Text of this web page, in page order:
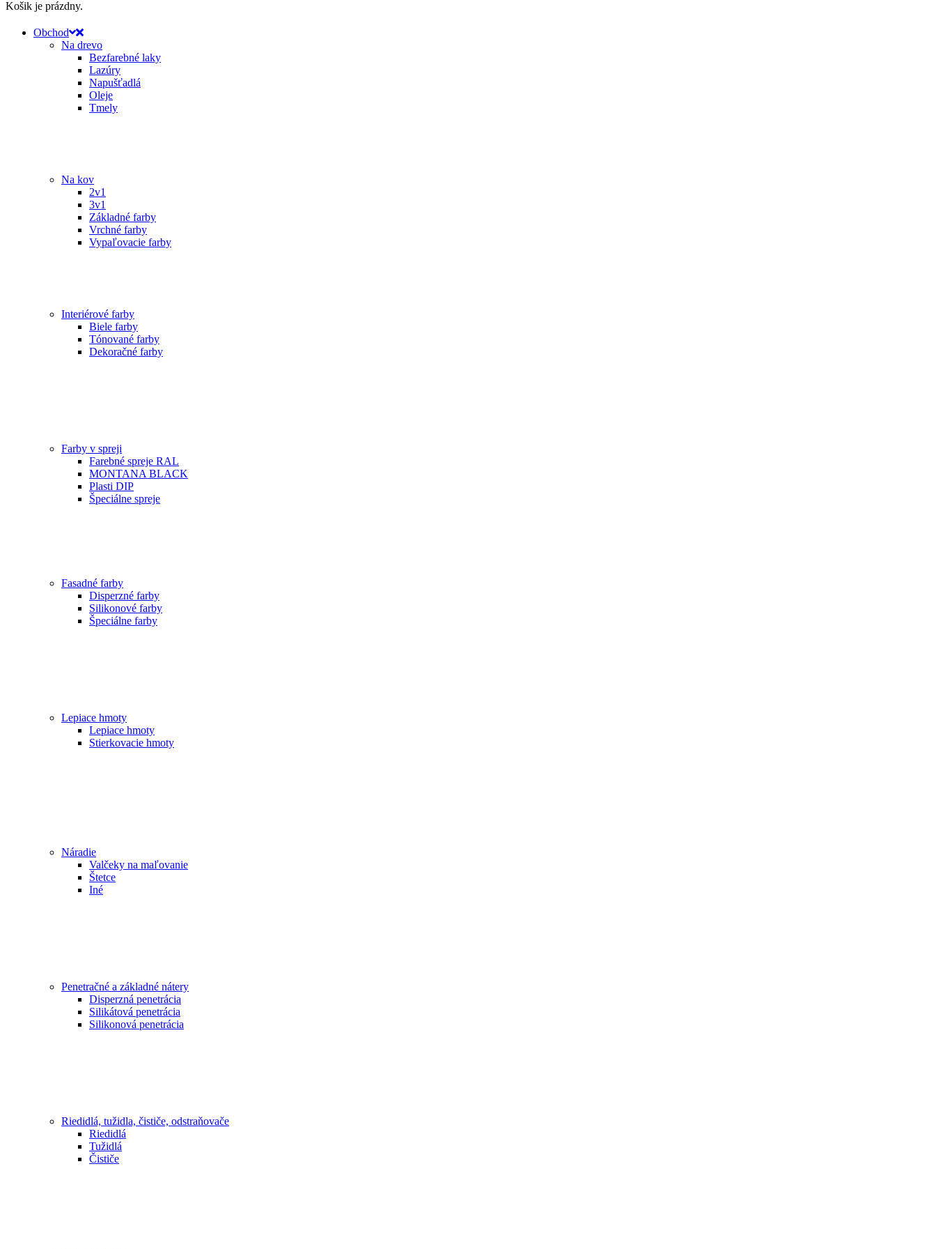
Košik je prázdny.
Obchod
Na drevo
Bezfarebné laky
Lazúry
Napušťadlá
Oleje
Tmely
Na kov
2v1
3v1
Základné farby
Vrchné farby
Vypaľovacie farby
Interiérové farby
Biele farby
Tónované farby
Dekoračné farby
Farby v spreji
Farebné spreje RAL
MONTANA BLACK
Plasti DIP
Špeciálne spreje
Fasadné farby
Disperzné farby
Silikonové farby
Špeciálne farby
Lepiace hmoty
Lepiace hmoty
Stierkovacie hmoty
Náradie
Valčeky na maľovanie
Štetce
Iné
Penetračné a základné nátery
Disperzná penetrácia
Silikátová penetrácia
Silikonová penetrácia
Riedidlá, tužidla, čističe, odstraňovače
Riedidlá
Tužidlá
Čističe